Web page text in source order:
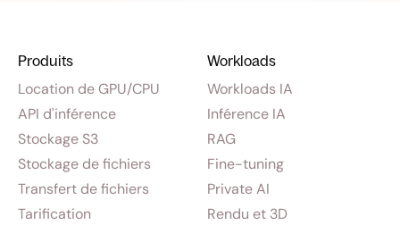
Produits
Location de GPU/CPU
API d'inférence
Stockage S3
Stockage de fichiers
Transfert de fichiers
Tarification
Workloads
Workloads IA
Inférence IA
RAG
Fine-tuning
Private AI
Rendu et 3D